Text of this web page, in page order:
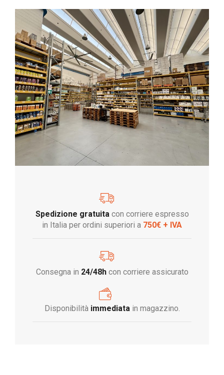
Spedizione gratuita con corriere espresso
in Italia per ordini superiori a 750€ + IVA
Consegna in 24/48hcon corriere assicurato
Disponibilità immediata in magazzino.